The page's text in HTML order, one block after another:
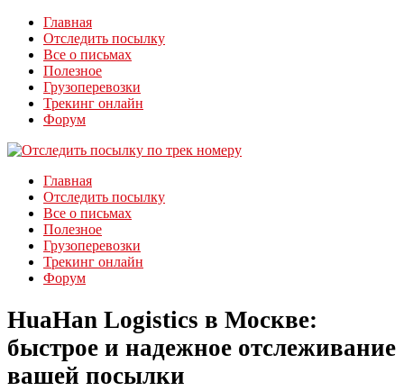
Главная
Отследить посылку
Все о письмах
Полезное
Грузоперевозки
Трекинг онлайн
Форум
Главная
Отследить посылку
Все о письмах
Полезное
Грузоперевозки
Трекинг онлайн
Форум
HuaHan Logistics в Москве:
быстрое и надежное отслеживание
вашей посылки